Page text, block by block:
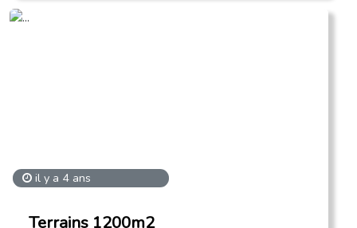
il y a 4 ans
Terrains 1200m2